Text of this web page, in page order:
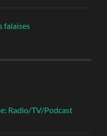
falaises
Radio/TV/Podcast